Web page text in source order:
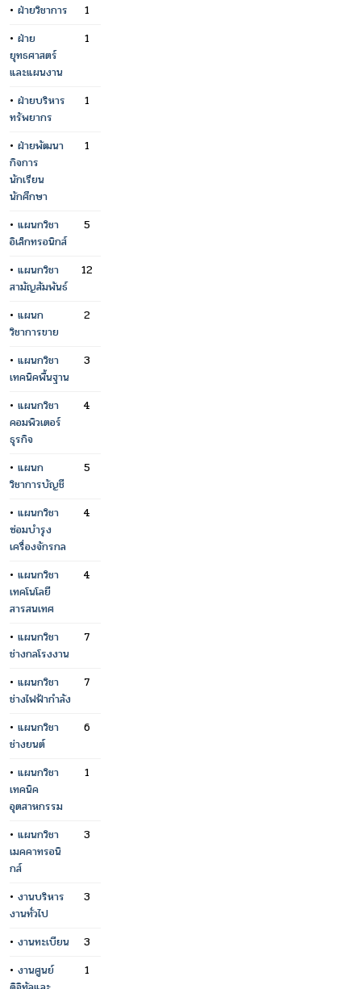
• ฝ่ายวิชาการ
1
• ฝ่าย
ยุทธศาสตร์
และแผนงาน
1
• ฝ่ายบริหาร
ทรัพยากร
1
• ฝ่ายพัฒนา
กิจการ
นักเรียน
นักศึกษา
1
• แผนกวิชา
อิเล็กทรอนิกส์
5
• แผนกวิชา
สามัญสัมพันธ์
12
• แผนก
วิชาการขาย
2
• แผนกวิชา
เทคนิคพื้นฐาน
3
• แผนกวิชา
คอมพิวเตอร์
ธุรกิจ
4
• แผนก
วิชาการบัญชี
5
• แผนกวิชา
ซ่อมบำรุง
เครื่องจักรกล
4
• แผนกวิชา
เทคโนโลยี
สารสนเทศ
4
• แผนกวิชา
ช่างกลโรงงาน
7
• แผนกวิชา
ช่างไฟฟ้ากำลัง
7
• แผนกวิชา
ช่างยนต์
6
• แผนกวิชา
เทคนิค
อุตสาหกรรม
1
• แผนกวิชา
เมคคาทรอนิ
กส์
3
• งานบริหาร
งานทั่วไป
3
• งานทะเบียน
3
• งานศูนย์
1